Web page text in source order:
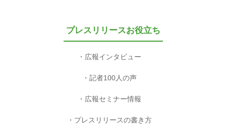
プレスリリースお役立ち
広報インタビュー
記者100人の声
広報セミナー情報
プレスリリースの書き方